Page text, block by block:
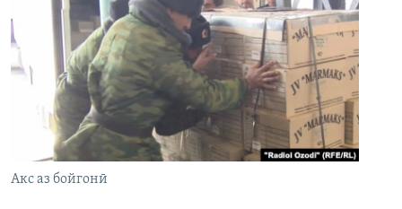
Акс аз бойгонӣ